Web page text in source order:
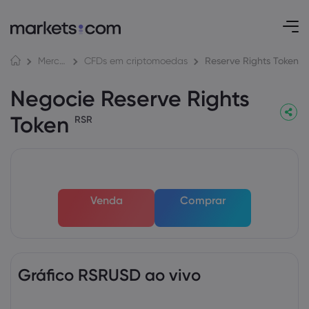
Mercados CFDs em criptomoedas Reserve Rights Token
Negocie Reserve Rights
Token RSR
Venda Comprar
Gráfico RSRUSD ao vivo